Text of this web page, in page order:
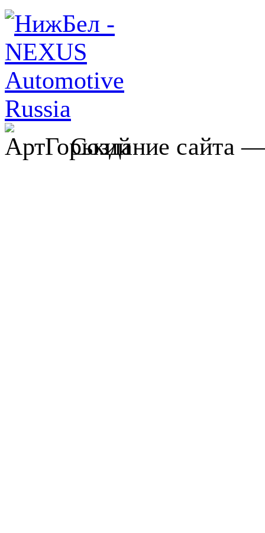
Создание сайта